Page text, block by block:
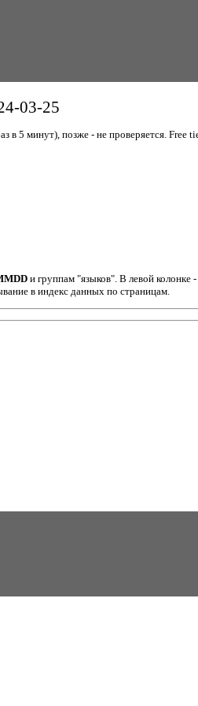
03-25
в 5 минут), позже - не проверяется. Free
и группам "языков". В левой колонке
в индекс данных по страницам.